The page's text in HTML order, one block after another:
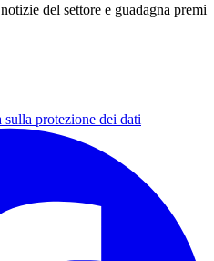
del settore e guadagna premi
protezione dei dati